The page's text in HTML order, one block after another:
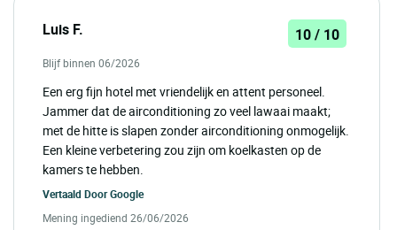
Luis F. 10 / 10
Blijf binnen 06/2026
Een erg fijn hotel met vriendelijk en attent personeel.
Jammer dat de airconditioning zo veel lawaai maakt;
met de hitte is slapen zonder airconditioning onmogelijk.
Een kleine verbetering zou zijn om koelkasten op de
kamers te hebben.
Vertaald DoorGoogle
Mening ingediend 26/06/2026